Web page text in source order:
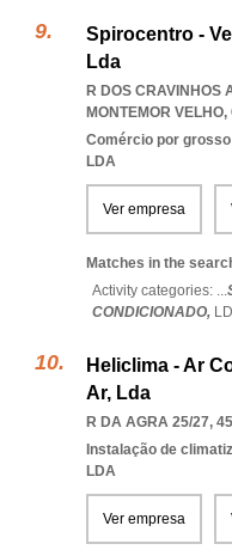
Spirocentro -
Lda
R DOS CRAVINHOS
MONTEMOR VELHO,
Comércio por
LDA
Ver empresa
Matches in the
Activity categories: ...
CONDICIONADO,
Heliclima - Ar
Ar, Lda
R DA AGRA 25/27,
Instalação de
LDA
Ver empresa